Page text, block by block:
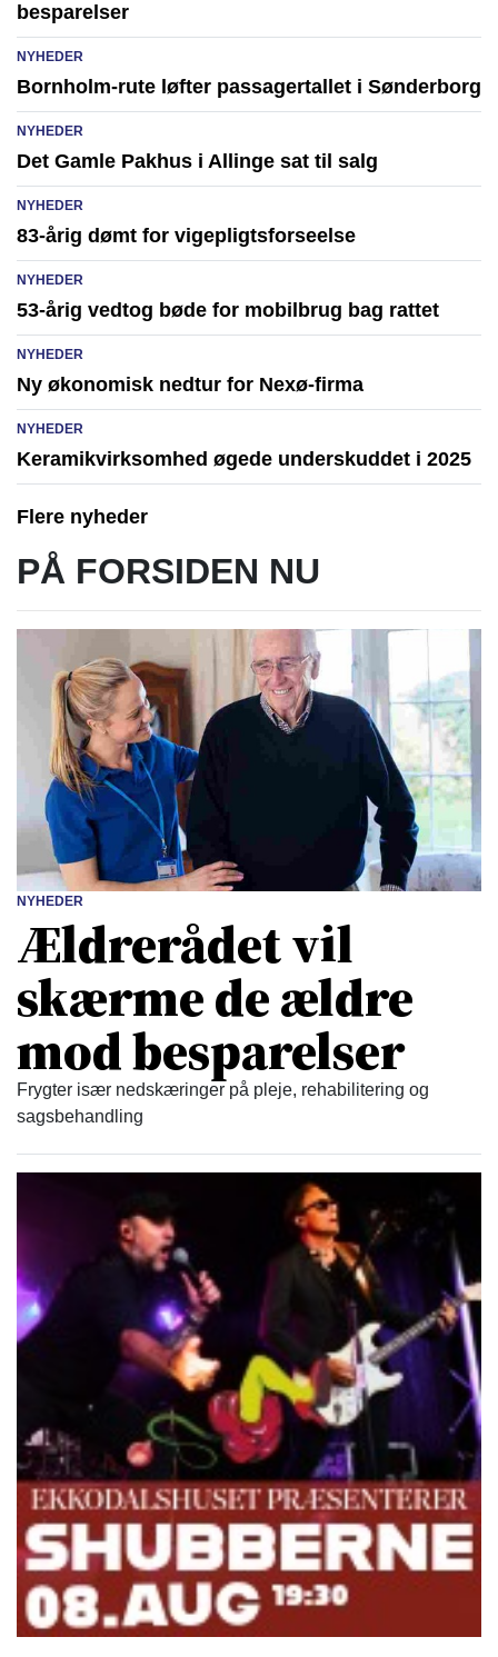
besparelser
NYHEDER
Bornholm-rute løfter passagertallet i Sønderborg
NYHEDER
Det Gamle Pakhus i Allinge sat til salg
NYHEDER
83-årig dømt for vigepligtsforseelse
NYHEDER
53-årig vedtog bøde for mobilbrug bag rattet
NYHEDER
Ny økonomisk nedtur for Nexø-firma
NYHEDER
Keramikvirksomhed øgede underskuddet i 2025
Flere nyheder
PÅ FORSIDEN NU
NYHEDER
Ældrerådet vil
skærme de ældre
mod besparelser
Frygter især nedskæringer på pleje, rehabilitering og
sagsbehandling